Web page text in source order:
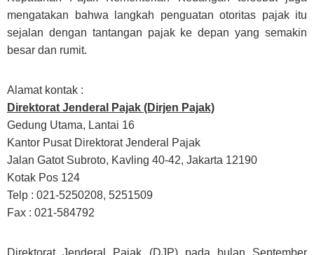
mengatakan bahwa langkah penguatan otoritas pajak itu
sejalan dengan tantangan pajak ke depan yang semakin
besar dan rumit.
Alamat kontak :
Direktorat Jenderal Pajak (Dirjen Pajak)
Gedung Utama, Lantai 16
Kantor Pusat Direktorat Jenderal Pajak
Jalan Gatot Subroto, Kavling 40-42, Jakarta 12190
Kotak Pos 124
Telp : 021-5250208, 5251509
Fax : 021-584792
Direktorat Jenderal Pajak (DJP) pada bulan September